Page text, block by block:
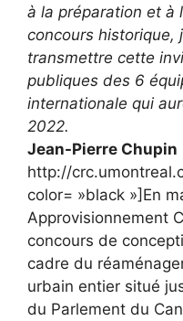
à la préparation et à
concours historique,
transmettre cette
publiques des 6
internationale qui
2022.
Jean-Pierre Chupin
http://
color= »black »]En
Approvisionnement
concours de
cadre du
urbain entier situé
du Parlement du